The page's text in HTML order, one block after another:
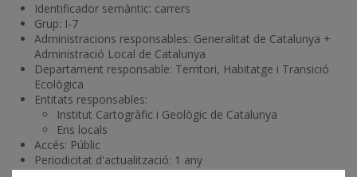
Identificador semàntic: carrers
Grup: I-7
Administracions responsables: Generalitat de Catalunya +
Administració Local de Catalunya
Departament responsable: Territori, Habitatge i Transició
Ecològica
Entitats responsables:
Institut Cartogràfic i Geològic de Catalunya
Ens locals
Accés: Públic
Periodicitat d'actualització: 1 any